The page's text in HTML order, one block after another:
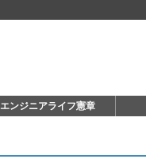
エンジニアライフ憲章